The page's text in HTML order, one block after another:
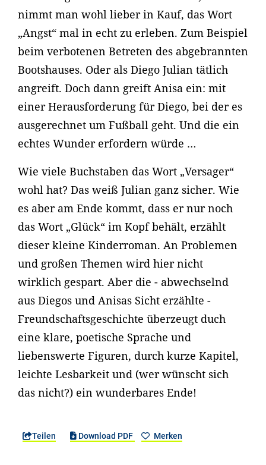
nimmt man wohl lieber in Kauf, das Wort
„Angst“ mal in echt zu erleben. Zum Beispiel
beim verbotenen Betreten des abgebrannten
Bootshauses. Oder als Diego Julian tätlich
angreift. Doch dann greift Anisa ein: mit
einer Herausforderung für Diego, bei der es
ausgerechnet um Fußball geht. Und die ein
echtes Wunder erfordern würde …
Wie viele Buchstaben das Wort „Versager“
wohl hat? Das weiß Julian ganz sicher. Wie
es aber am Ende kommt, dass er nur noch
das Wort „Glück“ im Kopf behält, erzählt
dieser kleine Kinderroman. An Problemen
und großen Themen wird hier nicht
wirklich gespart. Aber die - abwechselnd
aus Diegos und Anisas Sicht erzählte -
Freundschaftsgeschichte überzeugt duch
eine klare, poetische Sprache und
liebenswerte Figuren, durch kurze Kapitel,
leichte Lesbarkeit und (wer wünscht sich
das nicht?) ein wunderbares Ende!
Teilen Download PDF Merken